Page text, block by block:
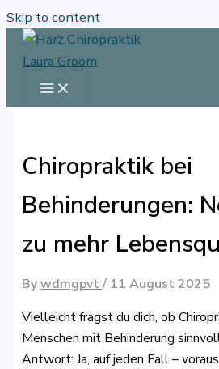
Skip to content
Chiropraktik bei
Behinderungen:
zu mehr
Bywdmgpvt/ 11 August 2025
Vielleicht fragst du dich, ob
Menschen mit Behinderung
Antwort: Ja, auf jeden Fall –